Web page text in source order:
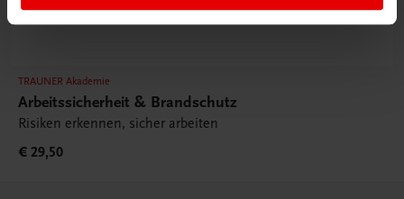
TRAUNER Akademie
Arbeitssicherheit & Brandschutz
Risiken erkennen, sicher arbeiten
€ 29,50